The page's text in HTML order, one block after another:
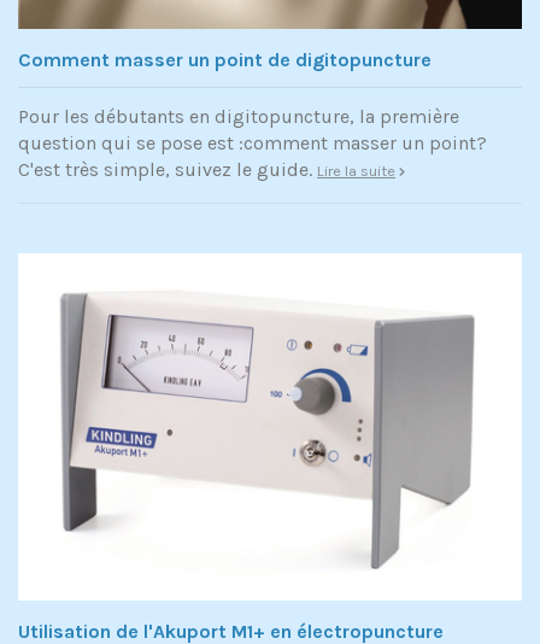
Comment masser un point de digitopuncture
Pour les débutants en digitopuncture, la première
question qui se pose est :comment masser un point?
C'est très simple, suivez le guide. Lire la suite
Utilisation de l'Akuport M1+ en électropuncture